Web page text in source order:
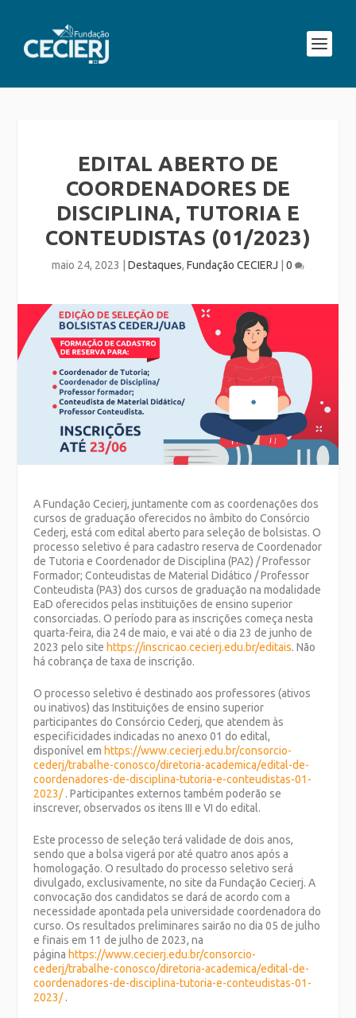
EDITAL ABERTO DE
COORDENADORES DE
DISCIPLINA, TUTORIA E
CONTEUDISTAS (01/2023)
maio 24, 2023 Destaques, Fundação CECIERJ 0
A Fundação Cecierj, juntamente com as coordenações dos
cursos de graduação oferecidos no âmbito do Consórcio
Cederj, está com edital aberto para seleção de bolsistas. O
processo seletivo é para cadastro reserva de Coordenador
de Tutoria e Coordenador de Disciplina (PA2) / Professor
Formador; Conteudistas de Material Didático / Professor
Conteudista (PA3) dos cursos de graduação na modalidade
EaD oferecidos pelas instituições de ensino superior
consorciadas. O período para as inscrições começa nesta
quarta-feira, dia 24 de maio, e vai até o dia 23 de junho de
2023 pelo sitehttps://inscricao.cecierj.edu.br/editais. Não
há cobrança de taxa de inscrição.
O processo seletivo é destinado aos professores (ativos
ou inativos) das Instituições de ensino superior
participantes do Consórcio Cederj, que atendem às
especificidades indicadas no anexo 01 do edital,
disponível em https://www.cecierj.edu.br/consorcio-
cederj/trabalhe-conosco/diretoria-academica/edital-de-
coordenadores-de-disciplina-tutoria-e-conteudistas-01-
2023/. Participantes externos também poderão se
inscrever, observados os itens III e VI do edital.
Este processo de seleção terá validade de dois anos,
sendo que a bolsa vigerá por até quatro anos após a
homologação. O resultado do processo seletivo será
divulgado, exclusivamente, no site da Fundação Cecierj. A
convocação dos candidatos se dará de acordo com a
necessidade apontada pela universidade coordenadora do
curso. Os resultados preliminares sairão no dia 05 de julho
e finais em 11 de julho de 2023, na
página https://www.cecierj.edu.br/consorcio-
cederj/trabalhe-conosco/diretoria-academica/edital-de-
coordenadores-de-disciplina-tutoria-e-conteudistas-01-
2023/.